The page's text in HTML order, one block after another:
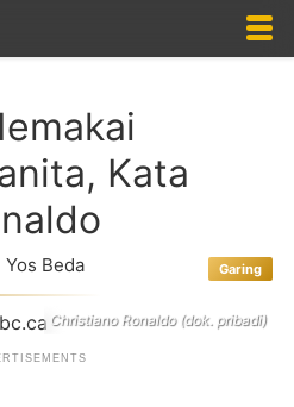
Kata
Yos Beda Garing
Christiano Ronaldo (dok. pribadi)